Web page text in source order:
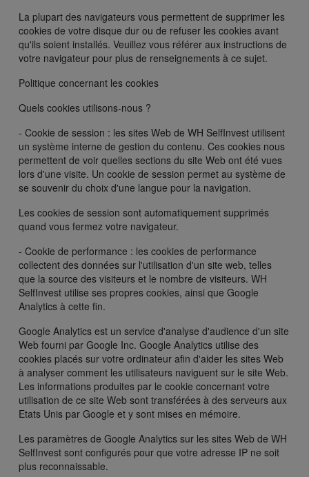
La plupart des navigateurs vous permettent de supprimer les
cookies de votre disque dur ou de refuser les cookies avant
qu'ils soient installés. Veuillez vous référer aux instructions de
votre navigateur pour plus de renseignements à ce sujet.
Politique concernant les cookies
Quels cookies utilisons-nous ?
- Cookie de session : les sites Web de WH SelfInvest utilisent
un système interne de gestion du contenu. Ces cookies nous
permettent de voir quelles sections du site Web ont été vues
lors d'une visite. Un cookie de session permet au système de
se souvenir du choix d'une langue pour la navigation.
Les cookies de session sont automatiquement supprimés
quand vous fermez votre navigateur.
- Cookie de performance : les cookies de performance
collectent des données sur l'utilisation d'un site web, telles
que la source des visiteurs et le nombre de visiteurs. WH
SelfInvest utilise ses propres cookies, ainsi que Google
Analytics à cette fin.
Google Analytics est un service d'analyse d'audience d'un site
Web fourni par Google Inc. Google Analytics utilise des
cookies placés sur votre ordinateur afin d'aider les sites Web
à analyser comment les utilisateurs naviguent sur le site Web.
Les informations produites par le cookie concernant votre
utilisation de ce site Web sont transférées à des serveurs aux
Etats Unis par Google et y sont mises en mémoire.
Les paramètres de Google Analytics sur les sites Web de WH
SelfInvest sont configurés pour que votre adresse IP ne soit
plus reconnaissable.